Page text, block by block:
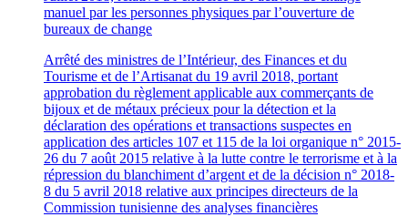
manuel par les personnes physiques par l’ouverture de
bureaux de change
Arrêté des ministres de l’Intérieur, des Finances et du
Tourisme et de l’Artisanat du 19 avril 2018, portant
approbation du règlement applicable aux commerçants de
bijoux et de métaux précieux pour la détection et la
déclaration des opérations et transactions suspectes en
application des articles 107 et 115 de la loi organique n° 2015-
26 du 7 août 2015 relative à la lutte contre le terrorisme et à la
répression du blanchiment d’argent et de la décision n° 2018-
8 du 5 avril 2018 relative aux principes directeurs de la
Commission tunisienne des analyses financières